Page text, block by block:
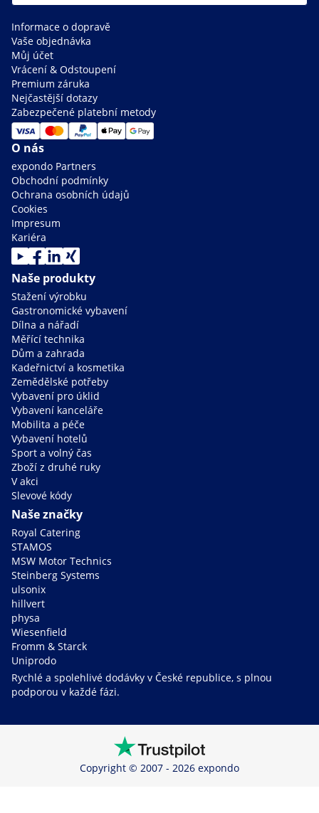
Informace o dopravě
Vaše objednávka
Můj účet
Vrácení & Odstoupení
Premium záruka
Nejčastější dotazy
Zabezpečené platební metody
O nás
expondo Partners
Obchodní podmínky
Ochrana osobních údajů
Cookies
Impresum
Kariéra
Naše produkty
Stažení výrobku
Gastronomické vybavení
Dílna a nářadí
Měřící technika
Dům a zahrada
Kadeřnictví a kosmetika
Zemědělské potřeby
Vybavení pro úklid
Vybavení kanceláře
Mobilita a péče
Vybavení hotelů
Sport a volný čas
Zboží z druhé ruky
V akci
Slevové kódy
Naše značky
Royal Catering
STAMOS
MSW Motor Technics
Steinberg Systems
ulsonix
hillvert
physa
Wiesenfield
Fromm & Starck
Uniprodo
Rychlé a spolehlivé dodávky v České republice, s plnou
podporou v každé fázi.
Copyright © 2007 - 2026 expondo